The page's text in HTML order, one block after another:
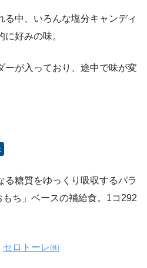
る中、いろんな塩分キャンディ
好みの味。
ーが入っており、途中で味が変
る糖質をゆっくり吸収するパラ
ち」ベースの補給食。1コ292
セロトーレ㈱